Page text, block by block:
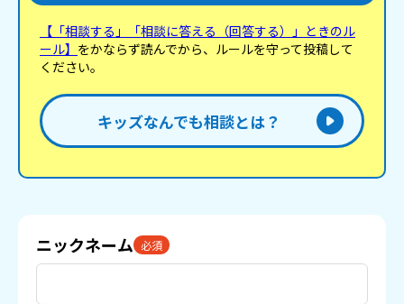
【「相談する」「相談に答える（回答する）」ときのル
ール】 をかならず読んでから、ルールを守って投稿して
ください。
キッズなんでも相談とは？
ニックネーム 必須